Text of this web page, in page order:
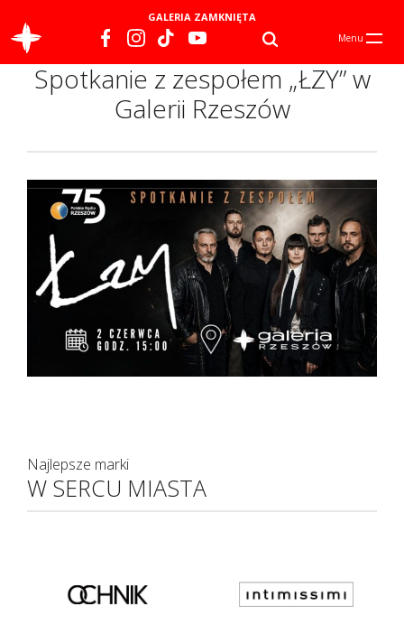
GALERIA ZAMKNIĘTA
Menu
Spotkanie z zespołem „ŁZY” w
Galerii Rzeszów
Najlepsze marki
W SERCU MIASTA